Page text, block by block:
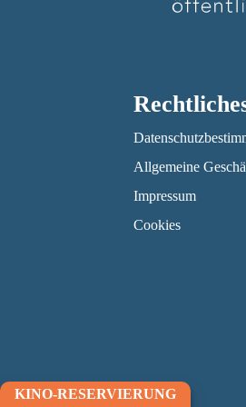
Allgemeine
Impressum
Cookies
KINO-RESERVIERUNG